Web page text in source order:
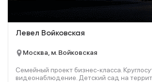
Левел Войковская
Москва, м. Войковская
Семейный проект бизнес-класса.
видеонаблюдение. Детский сад на